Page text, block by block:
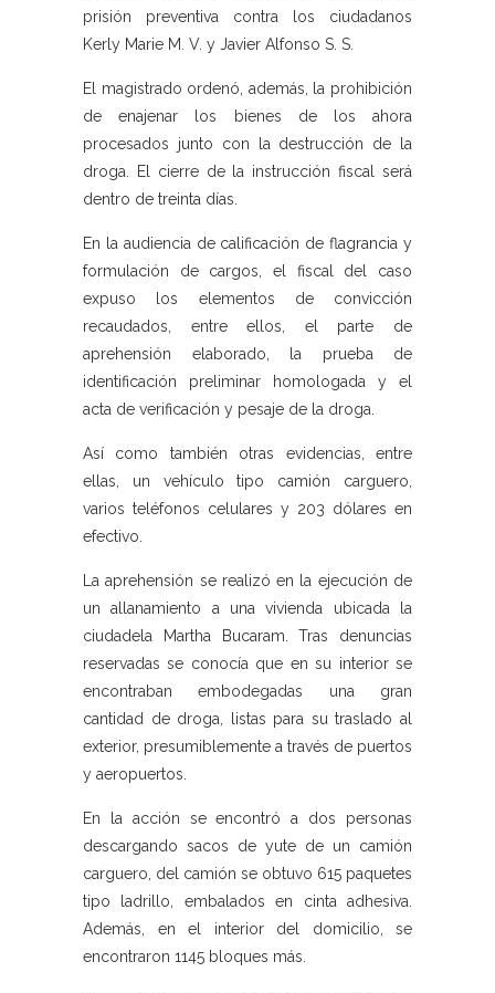
prisión preventiva contra los ciudadanos
Kerly Marie M. V. y Javier Alfonso S. S.
El magistrado ordenó, además, la prohibición
de enajenar los bienes de los ahora
procesados junto con la destrucción de la
droga. El cierre de la instrucción fiscal será
dentro de treinta días.
En la audiencia de calificación de flagrancia y
formulación de cargos, el fiscal del caso
expuso los elementos de convicción
recaudados, entre ellos, el parte de
aprehensión elaborado, la prueba de
identificación preliminar homologada y el
acta de verificación y pesaje de la droga.
Así como también otras evidencias, entre
ellas, un vehículo tipo camión carguero,
varios teléfonos celulares y 203 dólares en
efectivo.
La aprehensión se realizó en la ejecución de
un allanamiento a una vivienda ubicada la
ciudadela Martha Bucaram. Tras denuncias
reservadas se conocía que en su interior se
encontraban embodegadas una gran
cantidad de droga, listas para su traslado al
exterior, presumiblemente a través de puertos
y aeropuertos.
En la acción se encontró a dos personas
descargando sacos de yute de un camión
carguero, del camión se obtuvo 615 paquetes
tipo ladrillo, embalados en cinta adhesiva.
Además, en el interior del domicilio, se
encontraron 1145 bloques más.